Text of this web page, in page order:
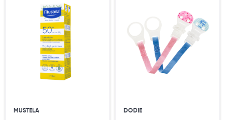
Chaussures
Prothèses mammaires externes
Médication familiale
Orthopédie
MUSTELA DODIE